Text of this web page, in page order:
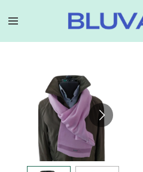
direct